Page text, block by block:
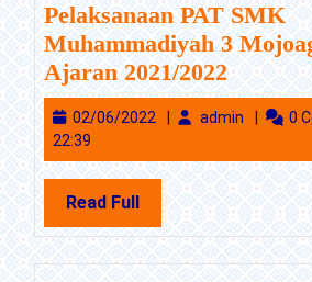
Pelaksanaan PAT SMK
Muhammadiyah 3
Ajaran 2021/2022
PAT
SMK
3
Tahun
Ajaran
02/06/2022 02/06/2022
admin admin
0
22:39
Read FullRead
Full